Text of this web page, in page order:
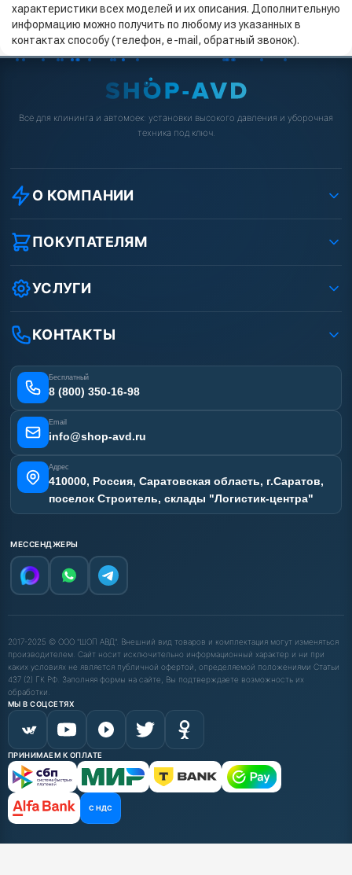
характеристики всех моделей и их описания. Дополнительную
информацию можно получить по любому из указанных в
контактах способу (телефон, e-mail, обратный звонок).
Всё для клининга и автомоек: установки высокого давления и уборочная
техника под ключ.
О КОМПАНИИ
О компании
Реквизиты ООО «Шоп АВД»
Защита данных клиента
Условия соглашения
Вакансии
Статьи
ПОКУПАТЕЛЯМ
Как заказать?
Оплата
Доставка
Лизинг
Получить скидку
УСЛУГИ
Ремонт АВД
Сертификаты
Наши работы
Отзывы наших клиентов
Карта сайта
КОНТАКТЫ
Бесплатный
8 (800) 350-16-98
Email
info@shop-avd.ru
Адрес
410000, Россия, Саратовская область, г.Саратов,
поселок Строитель, склады "Логистик-центра"
МЕССЕНДЖЕРЫ
2017-2025 © ООО "ШОП АВД". Внешний вид товаров и комплектация могут изменяться
производителем. Сайт носит исключительно информационный характер и ни при
каких условиях не является публичной офертой, определяемой положениями Статьи
437 (2) ГК РФ. Заполняя формы на сайте, Вы подтверждаете возможность их
обработки.
МЫ В СОЦСЕТЯХ
ПРИНИМАЕМ К ОПЛАТЕ
С НДС